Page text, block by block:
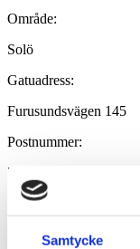
Samtycke
Område:
Solö
Gatuadress:
Furusundsvägen 145
Postnummer:
761 93
Postort:
Norrtälje